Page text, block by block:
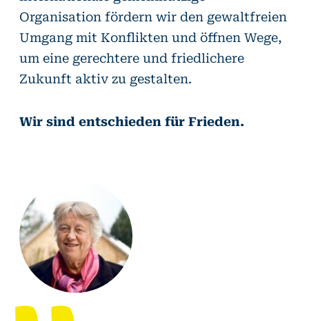
Organisation fördern wir den gewaltfreien
Umgang mit Konflikten und öffnen Wege,
um eine gerechtere und friedlichere
Zukunft aktiv zu gestalten.
Wir sind entschieden für Frieden.